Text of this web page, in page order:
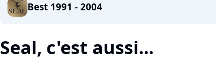
Best 1991 - 2004
Seal, c'est aussi...